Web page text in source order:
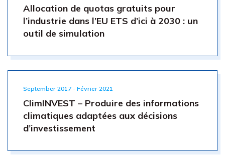
Allocation de quotas gratuits pour
l’industrie dans l’EU ETS d’ici à 2030 : un
outil de simulation
September 2017 - Février 2021
ClimINVEST – Produire des informations
climatiques adaptées aux décisions
d’investissement